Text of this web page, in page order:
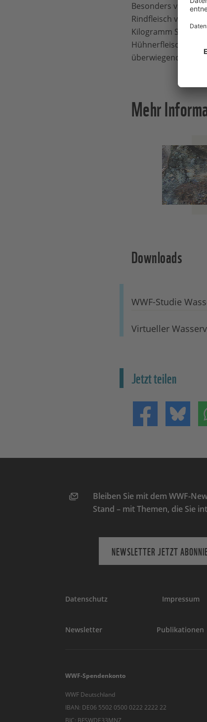
Besonders viel
Rindfleisch
Kilogramm
Hühnerfleisch
überwiegend
Mehr
Downloads
WWF-Studie
Virtueller
Jetzt teilen
Teilen auf
Bleiben Sie mit dem WWF-
Stand – mit Themen, die Sie
NEWSLETTER JETZT
Datenschutz Impressum
Newsletter Publikationen
WWF-Spendenkonto
WWF Deutschland
IBAN: DE06 5502 0500 0222 2222 22
BIC: BFSWDE33MNZ